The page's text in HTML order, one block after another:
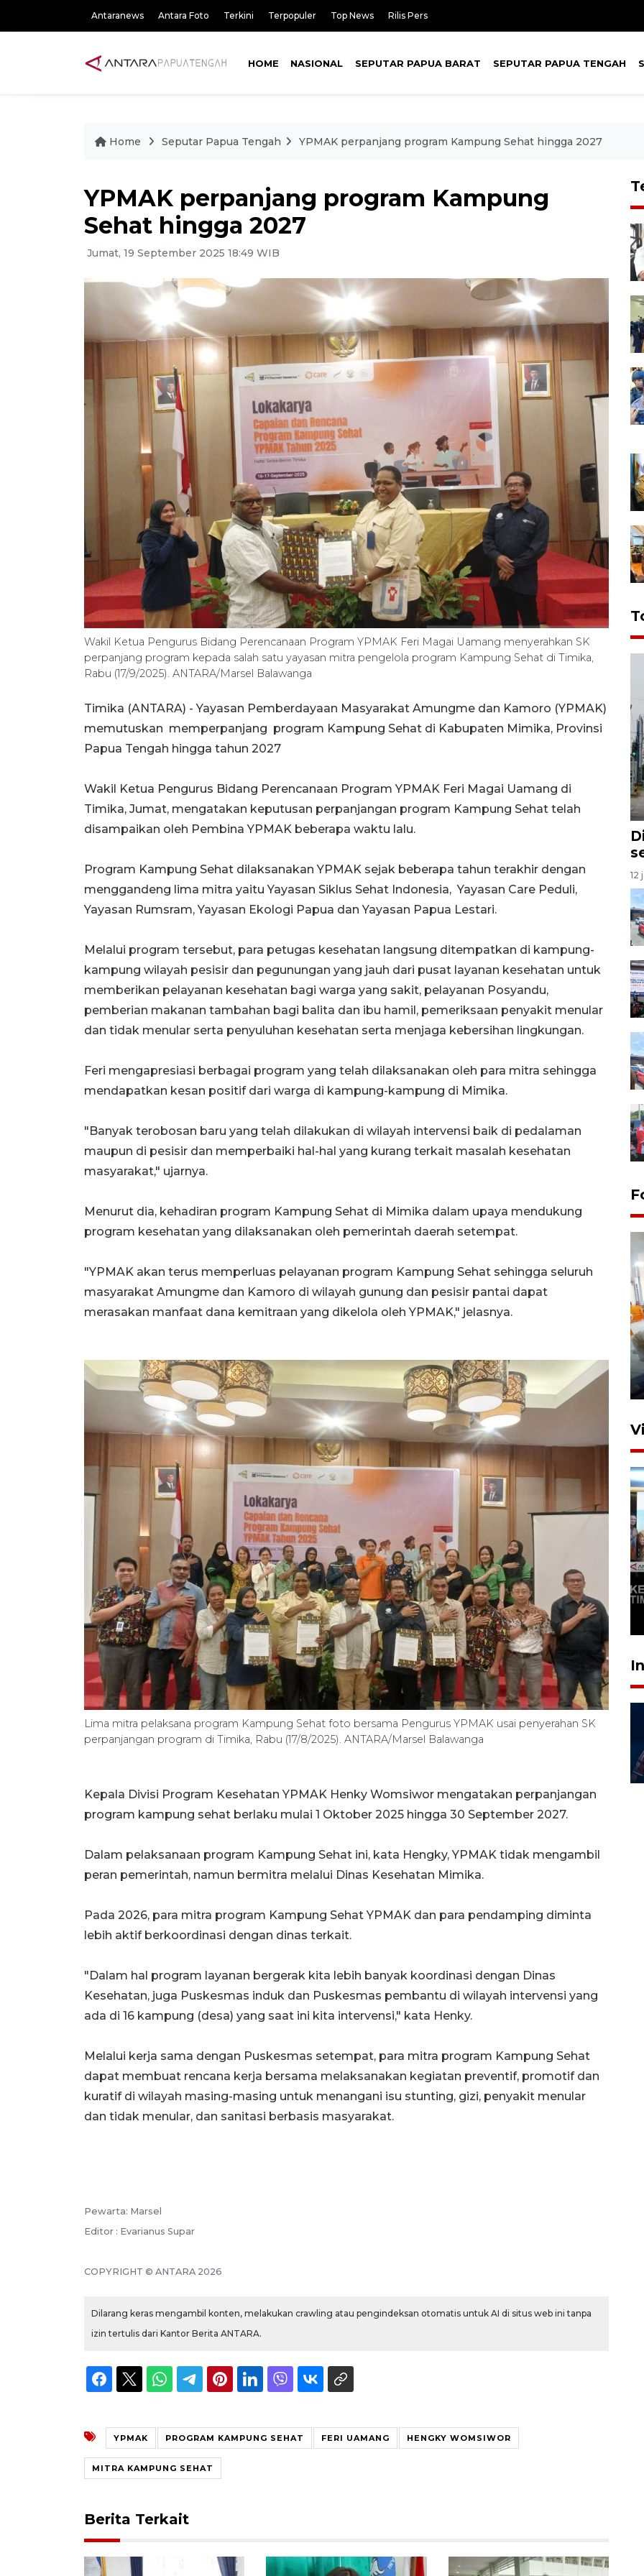
Antaranews Antara Foto Terkini Terpopuler Top News Rilis Pers
HOME NASIONAL SEPUTAR PAPUA BARAT SEPUTAR PAPUA TENGAH
Home Seputar Papua Tengah YPMAK perpanjang program Kampung Sehat hingga 2027
YPMAK perpanjang program Kampung
Sehat hingga 2027
Jumat, 19 September 2025 18:49 WIB
Wakil Ketua Pengurus Bidang Perencanaan Program YPMAK Feri Magai Uamang menyerahkan SK
perpanjang program kepada salah satu yayasan mitra pengelola program Kampung Sehat di Timika,
Rabu (17/9/2025). ANTARA/Marsel Balawanga
Timika (ANTARA) - Yayasan Pemberdayaan Masyarakat Amungme dan Kamoro (YPMAK)
memutuskan memperpanjang program Kampung Sehat di Kabupaten Mimika, Provinsi
Papua Tengah hingga tahun 2027
Wakil Ketua Pengurus Bidang Perencanaan Program YPMAK Feri Magai Uamang di
Timika, Jumat, mengatakan keputusan perpanjangan program Kampung Sehat telah
disampaikan oleh Pembina YPMAK beberapa waktu lalu.
Program Kampung Sehat dilaksanakan YPMAK sejak beberapa tahun terakhir dengan
menggandeng lima mitra yaitu Yayasan Siklus Sehat Indonesia, Yayasan Care Peduli,
Yayasan Rumsram, Yayasan Ekologi Papua dan Yayasan Papua Lestari.
Melalui program tersebut, para petugas kesehatan langsung ditempatkan di kampung-
kampung wilayah pesisir dan pegunungan yang jauh dari pusat layanan kesehatan untuk
memberikan pelayanan kesehatan bagi warga yang sakit, pelayanan Posyandu,
pemberian makanan tambahan bagi balita dan ibu hamil, pemeriksaan penyakit menular
dan tidak menular serta penyuluhan kesehatan serta menjaga kebersihan lingkungan.
Feri mengapresiasi berbagai program yang telah dilaksanakan oleh para mitra sehingga
mendapatkan kesan positif dari warga di kampung-kampung di Mimika.
"Banyak terobosan baru yang telah dilakukan di wilayah intervensi baik di pedalaman
maupun di pesisir dan memperbaiki hal-hal yang kurang terkait masalah kesehatan
masyarakat," ujarnya.
Menurut dia, kehadiran program Kampung Sehat di Mimika dalam upaya mendukung
program kesehatan yang dilaksanakan oleh pemerintah daerah setempat.
"YPMAK akan terus memperluas pelayanan program Kampung Sehat sehingga seluruh
masyarakat Amungme dan Kamoro di wilayah gunung dan pesisir pantai dapat
merasakan manfaat dana kemitraan yang dikelola oleh YPMAK," jelasnya.
Lima mitra pelaksana program Kampung Sehat foto bersama Pengurus YPMAK usai penyerahan SK
perpanjangan program di Timika, Rabu (17/8/2025). ANTARA/Marsel Balawanga
Kepala Divisi Program Kesehatan YPMAK Henky Womsiwor mengatakan perpanjangan
program kampung sehat berlaku mulai 1 Oktober 2025 hingga 30 September 2027.
Dalam pelaksanaan program Kampung Sehat ini, kata Hengky, YPMAK tidak mengambil
peran pemerintah, namun bermitra melalui Dinas Kesehatan Mimika.
Pada 2026, para mitra program Kampung Sehat YPMAK dan para pendamping diminta
lebih aktif berkoordinasi dengan dinas terkait.
"Dalam hal program layanan bergerak kita lebih banyak koordinasi dengan Dinas
Kesehatan, juga Puskesmas induk dan Puskesmas pembantu di wilayah intervensi yang
ada di 16 kampung (desa) yang saat ini kita intervensi," kata Henky.
Melalui kerja sama dengan Puskesmas setempat, para mitra program Kampung Sehat
dapat membuat rencana kerja bersama melaksanakan kegiatan preventif, promotif dan
kuratif di wilayah masing-masing untuk menangani isu stunting, gizi, penyakit menular
dan tidak menular, dan sanitasi berbasis masyarakat.
Pewarta: Marsel
Editor : Evarianus Supar
COPYRIGHT © ANTARA 2026
Dilarang keras mengambil konten, melakukan crawling atau pengindeksan otomatis untuk AI di situs web ini tanpa
izin tertulis dari Kantor Berita ANTARA.
YPMAK PROGRAM KAMPUNG SEHAT FERI UAMANG HENGKY WOMSIWOR
MITRA KAMPUNG SEHAT
Berita Terkait
12
Narama
8 Januari 2026 20:19
KORMI MIMIKA RUTIN GELAR
"CAR FREE DAY" SETIAP
SABTU
29 April 2026 17:04
semakin memuaskan